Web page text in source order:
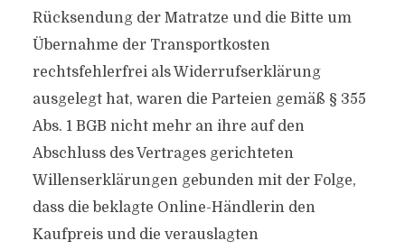
Rücksendung der Matratze und die Bitte um
Übernahme der Transportkosten
rechtsfehlerfrei als Widerrufserklärung
ausgelegt hat, waren die Parteien gemäß § 355
Abs. 1 BGB nicht mehr an ihre auf den
Abschluss des Vertrages gerichteten
Willenserklärungen gebunden mit der Folge,
dass die beklagte Online-Händlerin den
Kaufpreis und die verauslagten